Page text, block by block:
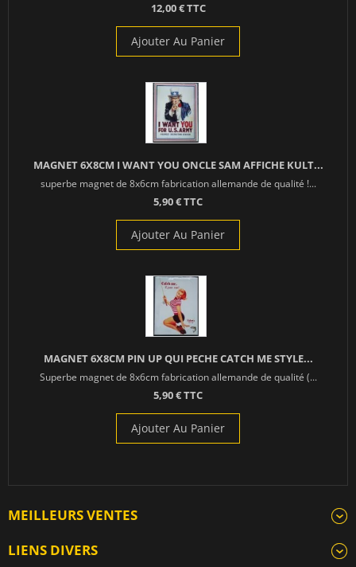
12,00 € TTC
Ajouter Au Panier
MAGNET 6X8CM I WANT YOU ONCLE SAM AFFICHE KULT...
superbe magnet de 8x6cm fabrication allemande de qualité !...
5,90 € TTC
Ajouter Au Panier
MAGNET 6X8CM PIN UP QUI PECHE CATCH ME STYLE...
Superbe magnet de 8x6cm fabrication allemande de qualité (...
5,90 € TTC
Ajouter Au Panier
MEILLEURS VENTES
LIENS DIVERS